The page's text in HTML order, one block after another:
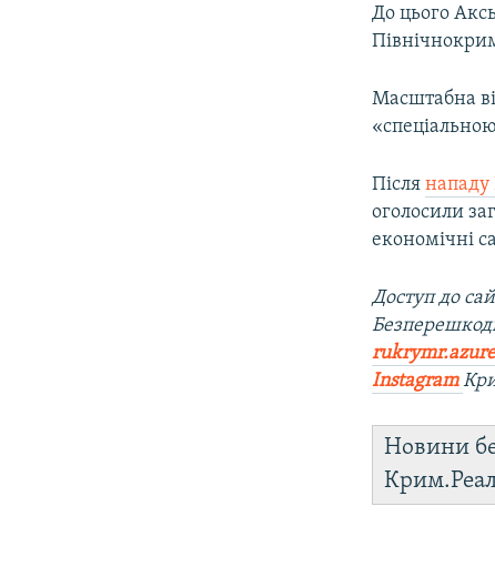
До цього
Масштабна
Післянападу
оголосили
економічні
Доступ до
Instagram
Новини